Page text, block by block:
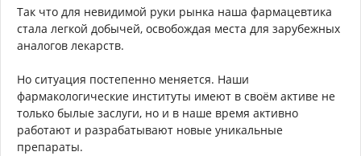
Так что для невидимой руки рынка наша фармацевтика
стала легкой добычей, освобождая места для зарубежных
аналогов лекарств.
Но ситуация постепенно меняется. Наши
фармакологические институты имеют в своём активе не
только былые заслуги, но и в наше время активно
работают и разрабатывают новые уникальные
препараты.